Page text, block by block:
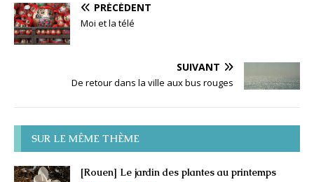
PRÉCÉDENT
Moi et la télé
SUIVANT
De retour dans la ville aux bus rouges
SUR LE MÊME THÈME
[Rouen] Le jardin des plantes au printemps